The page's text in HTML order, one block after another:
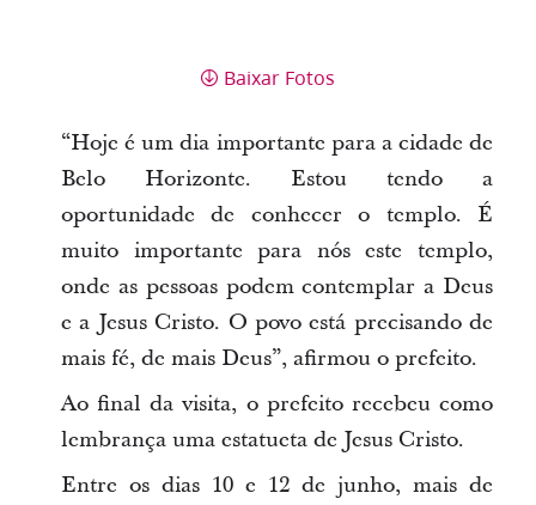
Baixar Fotos
“Hoje é um dia importante para a cidade de
Belo Horizonte. Estou tendo a
oportunidade de conhecer o templo. É
muito importante para nós este templo,
onde as pessoas podem contemplar a Deus
e a Jesus Cristo. O povo está precisando de
mais fé, de mais Deus”, afirmou o prefeito.
Ao final da visita, o prefeito recebeu como
lembrança uma estatueta de Jesus Cristo.
Entre os dias 10 e 12 de junho, mais de